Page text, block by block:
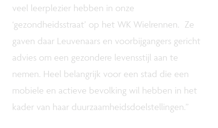
veel leerplezier hebben in onze
‘gezondheidsstraat’ op het WK Wielrennen. Ze
gaven daar Leuvenaars en voorbijgangers gericht
advies om een gezondere levensstijl aan te
nemen. Heel belangrijk voor een stad die een
mobiele en actieve bevolking wil hebben in het
kader van haar duurzaamheidsdoelstellingen.”